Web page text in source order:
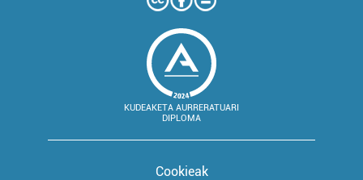
KUDEAKETA AURRERATUARI
DIPLOMA
Cookieak